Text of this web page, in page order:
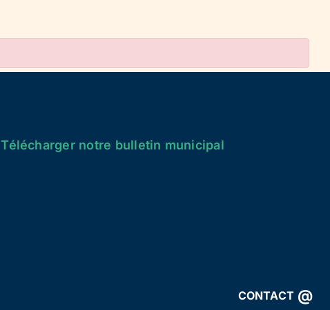
CONTACT @
Télécharger notre bulletin municipal